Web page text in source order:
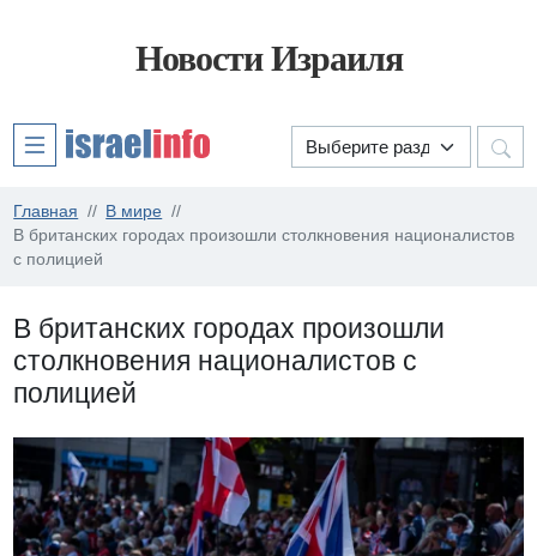
Новости Израиля
Главная
В мире
В британских городах произошли столкновения националистов
с полицией
В британских городах произошли
столкновения националистов с
полицией